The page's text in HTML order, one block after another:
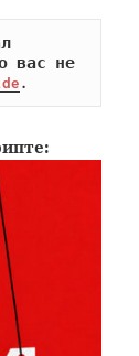
вас не
.